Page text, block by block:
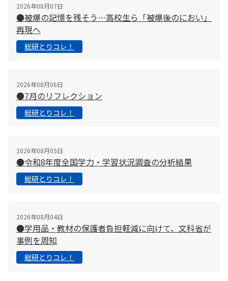
2026年08月07日
●被爆の記憶を残そう…高校生ら「被爆後のにおい」
再現へ
総研とりコレ！
2026年08月06日
●7月のリフレクション
総研とりコレ！
2026年08月05日
●令和8年度全国学力・学習状況調査の分析結果
総研とりコレ！
2026年08月04日
●学用品・教材の保護者負担軽減に向けて、文科省が
事例を周知
総研とりコレ！